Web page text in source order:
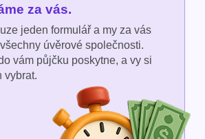
za vás.
jeden formulář a my za vás
úvěrové společnosti.
vám půjčku poskytne, a vy si
vybrat.